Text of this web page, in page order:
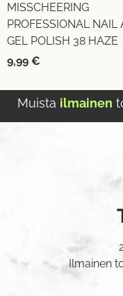
MISSCHEERING
PROFESSIONAL NAIL
GEL POLISH 38 HAZE
9,99 €
Muista ilmainen
Ilmainen